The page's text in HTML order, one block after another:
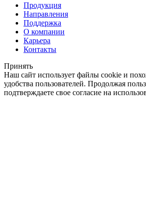
Продукция
Направления
Поддержка
О компании
Карьера
Контакты
Принять
Наш сайт использует файлы cookie и
удобства пользователей. Продолжая
подтверждаете свое согласие на